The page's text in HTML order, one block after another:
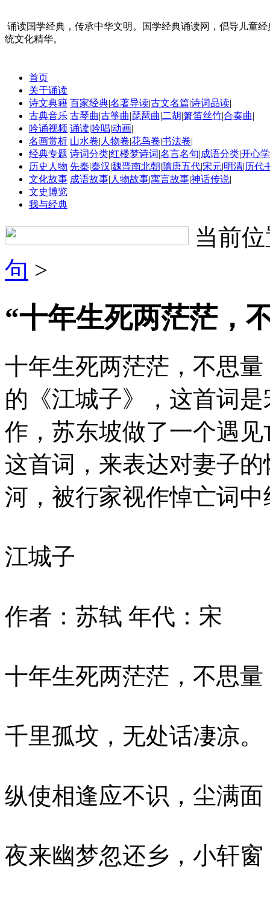
诵读国学经典，传承中华文明。国学经典诵读网，倡导儿童
统文化精华。
首页
关于诵读
诗文典籍 百家经典|名著导读|古文名篇|诗词品读|
古典音乐 古琴曲|古筝曲|琵琶曲|二胡|箫笛丝竹|合奏曲|
吟诵视频 诵读|吟唱|动画|
名画赏析 山水卷| 人物卷|花鸟卷|书法卷|
经典专题 诗词分类|红楼梦诗词|名言名句|成语分类|开心
历史人物 先秦|秦汉|魏晋南北朝|隋唐五代|宋元|明清|历代
文化故事 成语故事| 人物故事|寓言故事|神话传说|
文史博览
我与经典
当前
句 >
“十年生死两茫茫，
十年生死两茫茫，不思
的《江城子》，这首词
作，苏东坡做了一个遇
这首词，来表达对妻子
河，被行家视作悼亡词中
江城子
作者：苏轼 年代：宋
十年生死两茫茫，不思
千里孤坟，无处话凄凉。
纵使相逢应不识，尘满
夜来幽梦忽还乡，小轩